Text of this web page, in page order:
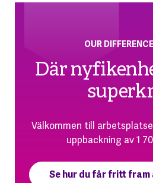
OUR
Där
Välkommen till
uppbackning av 1
Se hur du får fritt fram